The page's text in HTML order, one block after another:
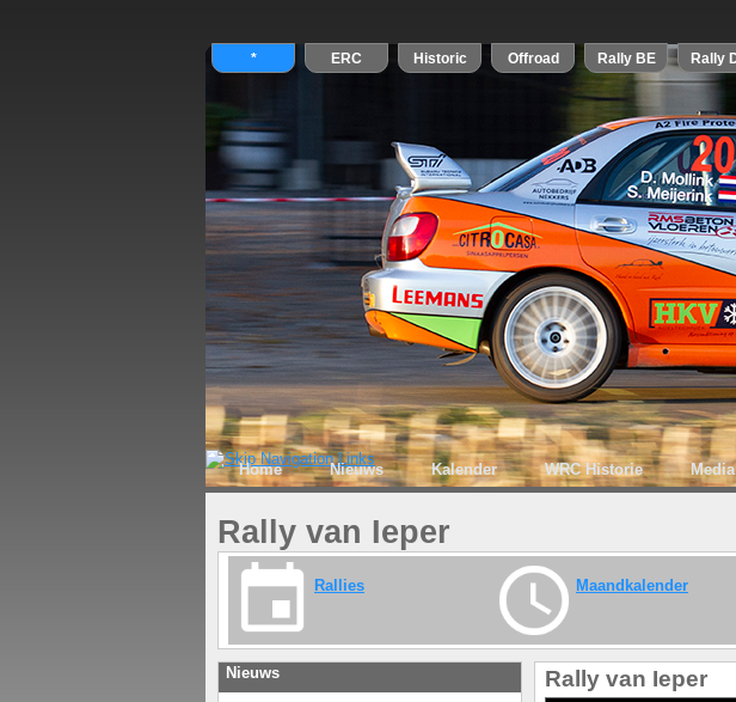
Home Nieuws Kalender WRC Historie Media
Rally van Ieper
Rallies Maandkalender
Nieuws Rally van Ieper